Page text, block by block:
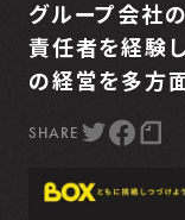
グループ会社
責任者を経験
の経営を多方
SHARE